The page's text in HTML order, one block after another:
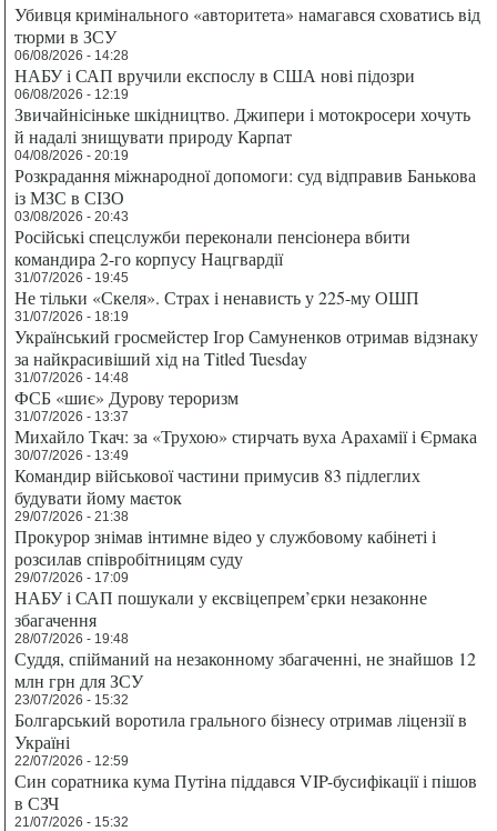
Убивця кримінального «авторитета» намагався сховатись від
тюрми в ЗСУ
06/08/2026 - 14:28
НАБУ і САП вручили експослу в США нові підозри
06/08/2026 - 12:19
Звичайнісіньке шкідництво. Джипери і мотокросери хочуть
й надалі знищувати природу Карпат
04/08/2026 - 20:19
Розкрадання міжнародної допомоги: суд відправив Банькова
із МЗС в СІЗО
03/08/2026 - 20:43
Російські спецслужби переконали пенсіонера вбити
командира 2-го корпусу Нацгвардії
31/07/2026 - 19:45
Не тільки «Скеля». Страх і ненависть у 225-му ОШП
31/07/2026 - 18:19
Український гросмейстер Ігор Самуненков отримав відзнаку
за найкрасивіший хід на Titled Tuesday
31/07/2026 - 14:48
ФСБ «шиє» Дурову тероризм
31/07/2026 - 13:37
Михайло Ткач: за «Трухою» стирчать вуха Арахамії і Єрмака
30/07/2026 - 13:49
Командир військової частини примусив 83 підлеглих
будувати йому маєток
29/07/2026 - 21:38
Прокурор знімав інтимне відео у службовому кабінеті і
розсилав співробітницям суду
29/07/2026 - 17:09
НАБУ і САП пошукали у ексвіцепрем’єрки незаконне
збагачення
28/07/2026 - 19:48
Суддя, спійманий на незаконному збагаченні, не знайшов 12
млн грн для ЗСУ
23/07/2026 - 15:32
Болгарський воротила грального бізнесу отримав ліцензії в
Україні
22/07/2026 - 12:59
Син соратника кума Путіна піддався VIP-бусифікації і пішов
в СЗЧ
21/07/2026 - 15:32